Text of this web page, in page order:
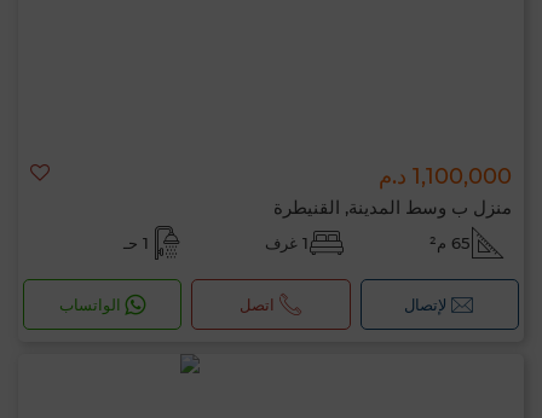
1,100,000 د.م
منزل ب وسط المدينة, القنيطرة
65 م² 1 غرف 1 حـ
لإتصال اتصل الواتساب